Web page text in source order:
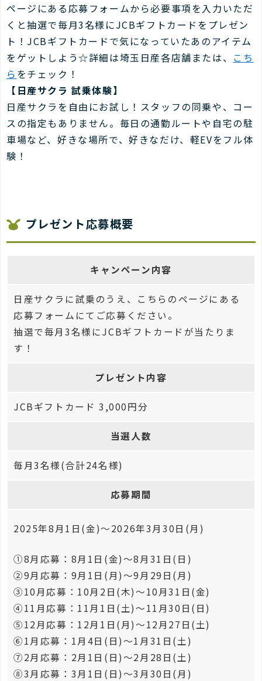
ページにある応募フォームから必要事項を入力いただ
くと抽選で毎月3名様にJCBギフトカードをプレゼン
ト！JCBギフトカードで気になっていたあのアイテム
をゲットしよう☆詳細は埼玉日産各店舗または、 こち
ら をチェック！
【日産サクラ 試乗体験】
日産サクラを自由にお試し！スタッフの同乗や、コー
スの指定もありません。毎日の通勤ルートや自宅の駐
車場など、好きな場所で、好きなだけ、軽EVをフル体
験！
プレゼント応募概要
キャンペーン内容
日産サクラに試乗のうえ、こちらのページにある
応募フォームにてご応募ください。
抽選で毎月3名様にJCBギフトカードが当たりま
す！
プレゼント内容
JCBギフトカード 3,000円分
当選人数
毎月3名様(合計24名様)
応募期間
2025年8月1日(金)～2026年3月30日(月)
①8月応募：8月1日(金)～8月31日(日)
②9月応募：9月1日(月)～9月29日(月)
③10月応募：10月2日(木)～10月31日(金)
④11月応募：11月1日(土)～11月30日(日)
⑤12月応募：12月1日(月)～12月27日(土)
⑥1月応募：1月4日(日)～1月31日(土)
⑦2月応募：2月1日(日)～2月28日(土)
⑧3月応募：3月1日(日)～3月30日(月)